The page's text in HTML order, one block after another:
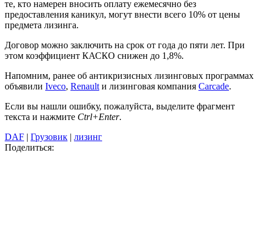
те, кто намерен вносить оплату ежемесячно без
предоставления каникул, могут внести всего 10% от цены
предмета лизинга.
Договор можно заключить на срок от года до пяти лет. При
этом коэффициент КАСКО снижен до 1,8%.
Напомним, ранее об антикризисных лизинговых программах
объявили Iveco, Renault и лизинговая компания Carcade.
Если вы нашли ошибку, пожалуйста, выделите фрагмент
текста и нажмите Ctrl+Enter.
DAF | Грузовик | лизинг
Поделиться: